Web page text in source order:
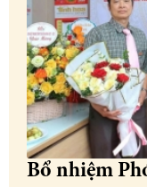
Bổ nhiệm